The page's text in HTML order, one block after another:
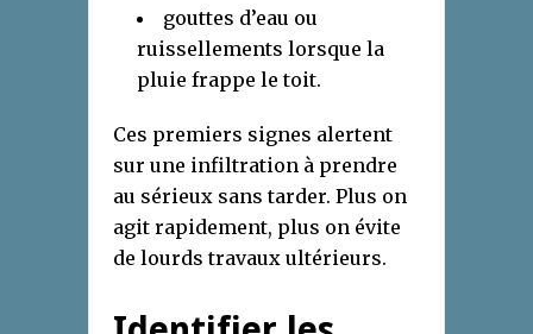
gouttes d’eau ou
ruissellements lorsque la
pluie frappe le toit.
Ces premiers signes alertent
sur une infiltration à prendre
au sérieux sans tarder. Plus on
agit rapidement, plus on évite
de lourds travaux ultérieurs.